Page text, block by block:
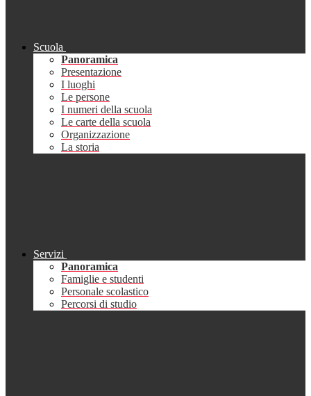
Scuola
Panoramica
Presentazione
I luoghi
Le persone
I numeri della scuola
Le carte della scuola
Organizzazione
La storia
Servizi
Panoramica
Famiglie e studenti
Personale scolastico
Percorsi di studio